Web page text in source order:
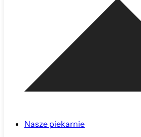
Nasze piekarnie